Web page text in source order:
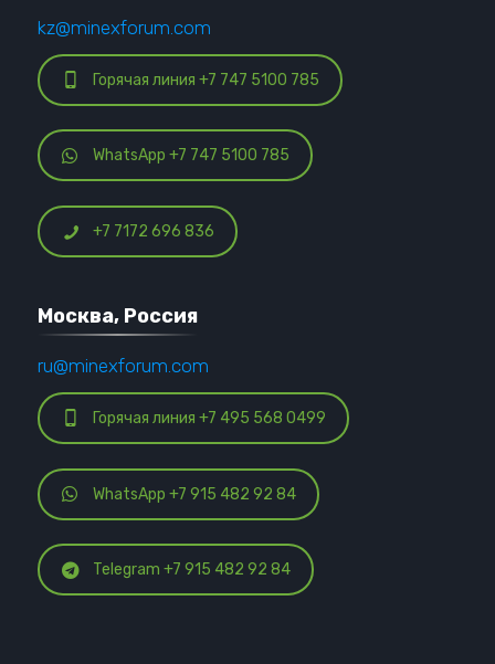
kz@minexforum.com
Горячая линия +7 747 5100 785
WhatsApp +7 747 5100 785
+7 7172 696 836
Москва, Россия
ru@minexforum.com
Горячая линия +7 495 568 0499
WhatsApp +7 915 482 92 84
Telegram +7 915 482 92 84